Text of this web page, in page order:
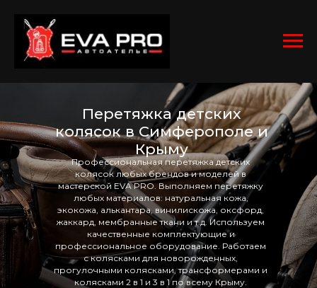
Перетяжка детских
колясок в Симферополе и
Крыму
Профессиональная перетяжка детских
колясок любых брендов и моделей в
мастерской EVA PRO. Выполняем перетяжку
любых материалов: натуральная кожа,
экокожа, алькантара, винилискожа, оксфорд,
жаккард, мембранные ткани и т.д. Используем
качественные комплектующие и
профессиональное оборудование. Работаем
с колясками для новорожденных,
прогулочными колясками, трансформерами и
колясками 2 в 1 и 3 в 1 по всему Крыму.